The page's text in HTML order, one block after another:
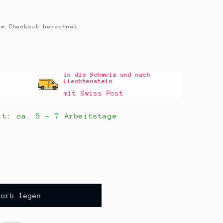
Checkout berechnet
in die Schweiz und nach
Liechtenstein
mit Swiss Post
ca. 5 - 7 Arbeitstage
legen